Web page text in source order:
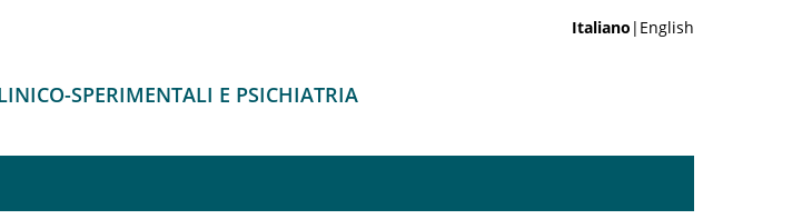
Italiano |English
SPERIMENTALI E PSICHIATRIA